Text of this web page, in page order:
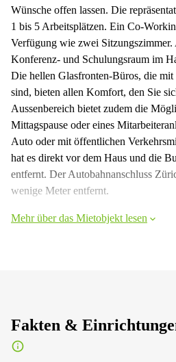
Wünsche offen lassen. Die
1 bis 5 Arbeitsplätzen. Ein Co-
Verfügung wie zwei
Konferenz- und Schulungsraum im
Die hellen Glasfronten-Büros, die
sind, bieten allen Komfort, den Sie
Aussenbereich bietet zudem die
Mittagspause oder eines
Auto oder mit öffentlichen
hat es direkt vor dem Haus und die
entfernt. Der Autobahnanschluss
wenige Meter entfernt.
Mehr über das Mietobjekt lesen
Fakten &